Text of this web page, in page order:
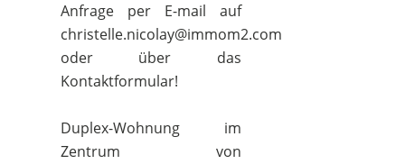
Anfrage per E-mail auf
christelle.nicolay@immom2.com
oder über das
Kontaktformular!
Duplex-Wohnung im
Zentrum von